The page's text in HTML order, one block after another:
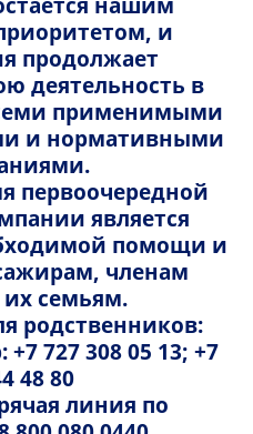
и
продолжает
деятельность в
применимыми
и нормативными
первоочередной
является
помощи и
членам
семьям.
родственников:
727 308 05 13; +7
48 80
линия по
на борту
невозможно.
можно
полета без
приборы